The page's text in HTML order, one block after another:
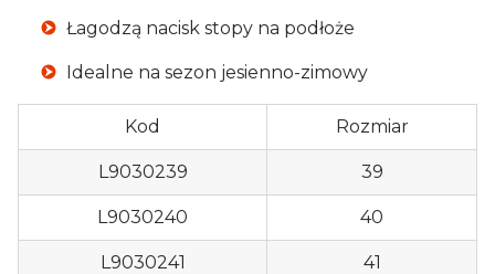
Łagodzą nacisk stopy na podłoże
Idealne na sezon jesienno-zimowy
Kod Rozmiar
L9030239 39
L9030240 40
L9030241 41